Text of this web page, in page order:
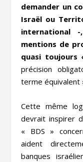
demander un
Israël ou
international
mentions de
quasi toujours
précision
terme équivalent
Cette même
devrait inspirer
« BDS »
aident
banques